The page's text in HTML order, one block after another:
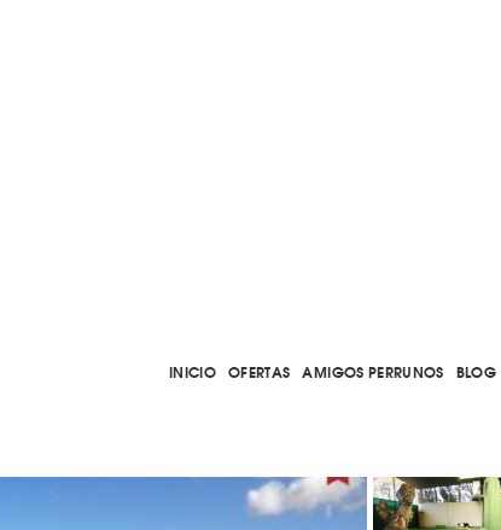
INICIO OFERTAS AMIGOS PERRUNOS BLOG